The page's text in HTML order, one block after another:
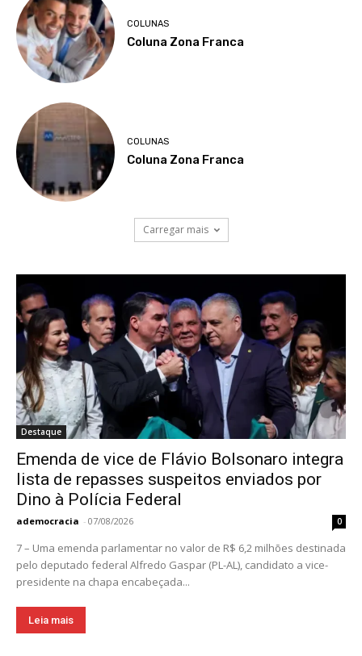
COLUNAS
Coluna Zona Franca
COLUNAS
Coluna Zona Franca
Carregar mais
Destaque
Emenda de vice de Flávio Bolsonaro integra
lista de repasses suspeitos enviados por
Dino à Polícia Federal
ademocracia - 07/08/2026 0
7 – Uma emenda parlamentar no valor de R$ 6,2 milhões destinada
pelo deputado federal Alfredo Gaspar (PL-AL), candidato a vice-
presidente na chapa encabeçada...
Leia mais